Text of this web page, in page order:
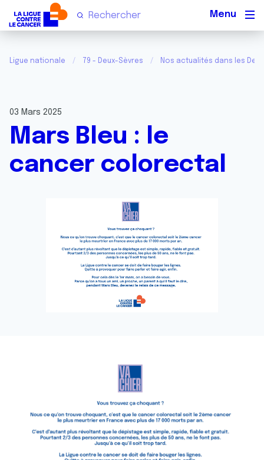
Ligue nationale 79 - Deux-Sèvres Nos actualités dans les
03 Mars 2025
Mars Bleu : le
cancer colorectal